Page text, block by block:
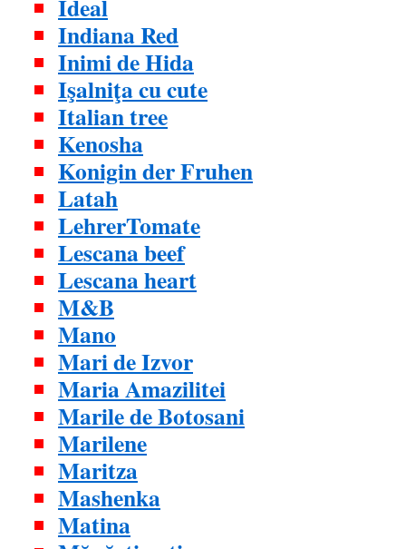
Ideal
Indiana Red
Inimi de Hida
Işalniţa cu cute
Italian tree
Kenosha
Konigin der Fruhen
Latah
LehrerTomate
Lescana beef
Lescana heart
M&B
Mano
Mari de Izvor
Maria Amazilitei
Marile de Botosani
Marilene
Maritza
Mashenka
Matina